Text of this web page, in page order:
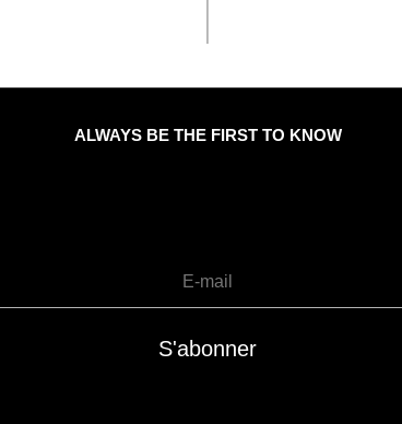
ALWAYS BE THE FIRST TO KNOW
S'abonner